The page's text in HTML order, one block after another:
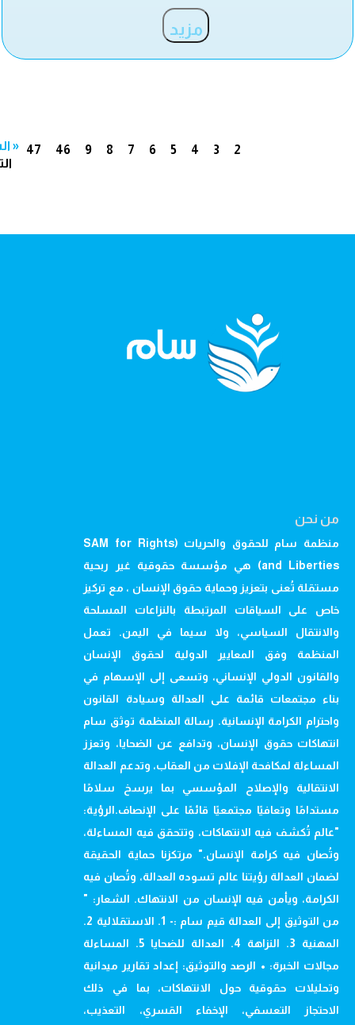
مزيد
« 2
3
4
5
6
7
8
9
46
47
من نحن
منظمة سام للحقوق والحريات (SAM for Rights
and Liberties) هي مؤسسة حقوقية غير ربحية
مستقلة تُعنى بتعزيز وحماية حقوق الإنسان ، مع تركيز
خاص على السياقات المرتبطة بالنزاعات المسلحة
والانتقال السياسي، ولا سيما في اليمن. تعمل
المنظمة وفق المعايير الدولية لحقوق الإنسان
والقانون الدولي الإنساني، وتسعى إلى الإسهام في
بناء مجتمعات قائمة على العدالة وسيادة القانون
واحترام الكرامة الإنسانية. رسالة المنظمة توثق سام
انتهاكات حقوق الإنسان، وتدافع عن الضحايا، وتعزز
المساءلة لمكافحة الإفلات من العقاب، وتدعم العدالة
الانتقالية والإصلاح المؤسسي بما يرسخ سلامًا
مستدامًا وتعافيًا مجتمعيًا قائمًا على الإنصاف.الرؤية:
"عالم تُكشف فيه الانتهاكات، وتتحقق فيه المساءلة،
وتُصان فيه كرامة الإنسان." مرتكزنا حماية الحقيقة
لضمان العدالة رؤيتنا عالم تسوده العدالة، وتُصان فيه
الكرامة، ويأمن فيه الإنسان من الانتهاك. الشعار: "
من التوثيق إلى العدالة قيم سام :- 1. الاستقلالية 2.
المهنية 3. النزاهة 4. العدالة للضحايا 5. المساءلة
مجالات الخبرة: • الرصد والتوثيق: إعداد تقارير ميدانية
وتحليلات حقوقية حول الانتهاكات، بما في ذلك
الاحتجاز التعسفي، الإخفاء القسري، التعذيب،